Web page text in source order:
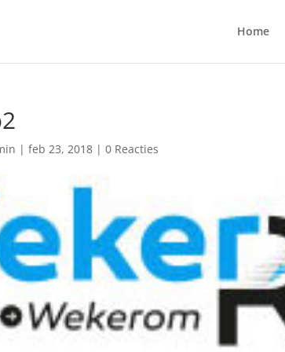
Home
| feb 23, 2018 | 0 Reacties